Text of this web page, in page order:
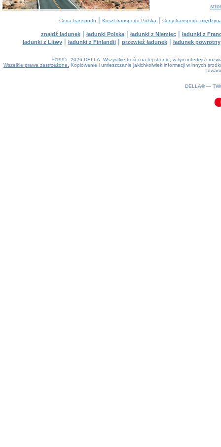
Cena transportu | Koszt transportu Polska | Ceny transportu
znajdź ładunek| ładunki Polska| ładunki z Niemiec| ładunki z
ładunki z Litwy| ładunki z Finlandii| przewieź ładunek| ładunek powrotny
©1995–2026 DELLA. Wszystkie treści na tej stronie, w tym interfejs i
Wszelkie prawa zastrzeżone.
Kopiowanie i umieszczanie jakichkolwiek informacji w innych
DELLA® —